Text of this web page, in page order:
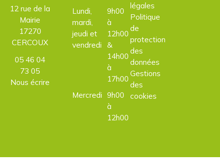
12 rue de la
Mairie
17270
CERCOUX
05 46 04
73 05
Nous écrire
Lundi,
mardi,
jeudi et
vendredi
9h00
à
12h00
&
14h00
à
17h00
Mercredi 9h00
à
12h00
légales
Politique
de
protection
des
données
Gestions
des
cookies